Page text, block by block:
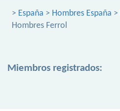
> España > Hombres España >
Hombres Ferrol
Miembros registrados: